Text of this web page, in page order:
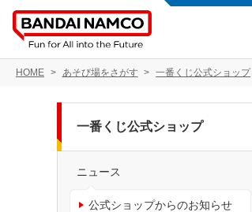
HOME あそび場をさがす 一番くじ公式ショップ
一番くじ公式ショップ
ニュース
公式ショップからのお知らせ